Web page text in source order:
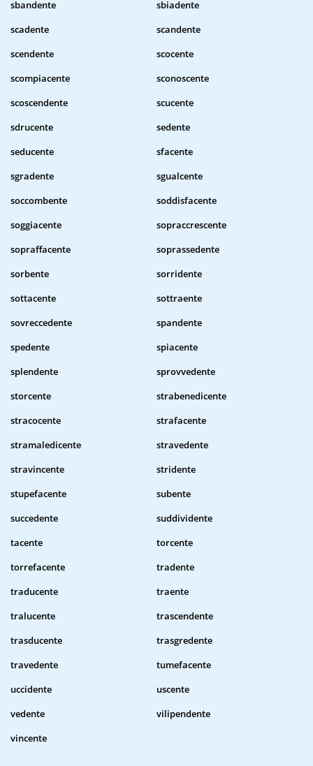
sbandente
sbiadente
scadente
scandente
scendente
scocente
scompiacente
sconoscente
scoscendente
scucente
sdrucente
sedente
seducente
sfacente
sgradente
sgualcente
soccombente
soddisfacente
soggiacente
sopraccrescente
sopraffacente
soprassedente
sorbente
sorridente
sottacente
sottraente
sovreccedente
spandente
spedente
spiacente
splendente
sprovvedente
storcente
strabenedicente
stracocente
strafacente
stramaledicente
stravedente
stravincente
stridente
stupefacente
subente
succedente
suddividente
tacente
torcente
torrefacente
tradente
traducente
traente
tralucente
trascendente
trasducente
trasgredente
travedente
tumefacente
uccidente
uscente
vedente
vilipendente
vincente